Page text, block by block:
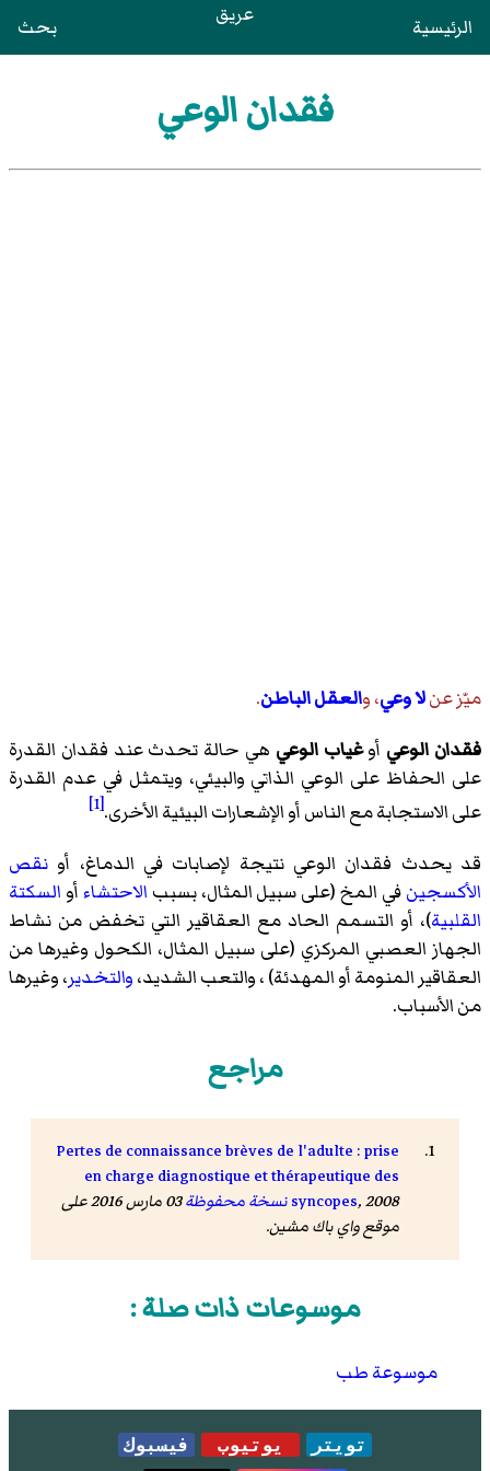
الرئيسية عريق بحث
فقدان الوعي
ميّز عنلا وعي، والعقل الباطن.
فقدان الوعي أوغياب الوعي هي حالة تحدث عند فقدان القدرة
على الحفاظ على الوعي الذاتي والبيئي، ويتمثل في عدم القدرة
على الاستجابة مع الناس أو الإشعارات البيئية الأخرى.[1]
قد يحدث فقدان الوعي نتيجة لإصابات في الدماغ، أو نقص
الأكسجينفي المخ (على سبيل المثال، بسبب الاحتشاء أو السكتة
القلبية)، أو التسمم الحاد مع العقاقير التي تخفض من نشاط
الجهاز العصبي المركزي (على سبيل المثال، الكحول وغيرها من
العقاقير المنومة أو المهدئة) ، والتعب الشديد،والتخدير، وغيرها
من الأسباب.
مراجع
Pertes de connaissance brèves de l'adulte : prise
en charge diagnostique et thérapeutique des
syncopes, 2008 نسخة محفوظة
03 مارس 2016 على
موقع واي باك مشين.
موسوعات ذات صلة :
موسوعة طب
تويتر يوتيوب
فيسبوك